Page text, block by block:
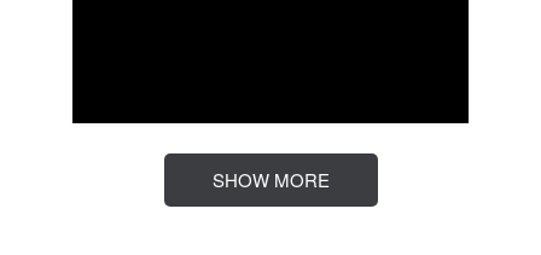
SHOW MORE